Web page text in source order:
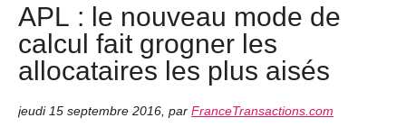
APL : le nouveau mode de
calcul fait grogner les
allocataires les plus aisés
jeudi 15 septembre 2016 par FranceTransactions.com